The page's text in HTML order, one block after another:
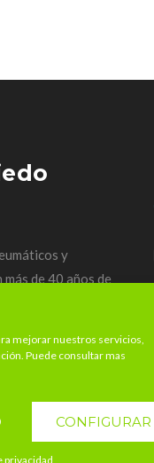
mejorar nuestros servicios,
Puede consultar mas
CONFIGURAR
privacidad
y
de 40 años de